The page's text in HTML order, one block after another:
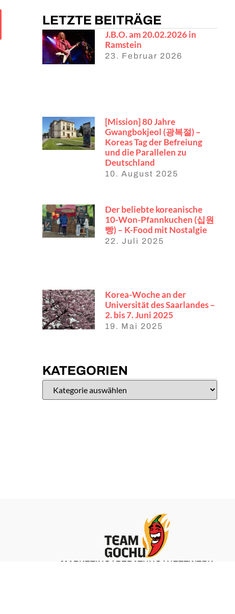
LETZTE BEITRÄGE
J.B.O. am 20.02.2026 in
Ramstein
23. Februar 2026
[Mission] 80 Jahre
Gwangbokjeol (광복절) –
Koreas Tag der Befreiung
und die Parallelen zu
Deutschland
10. August 2025
Der beliebte koreanische
10-Won-Pfannkuchen (십원
빵) – K-Food mit Nostalgie
22. Juli 2025
Korea-Woche an der
Universität des Saarlandes –
2. bis 7. Juni 2025
19. Mai 2025
KATEGORIEN
MARKETING | BERATUNG | NETZWERK